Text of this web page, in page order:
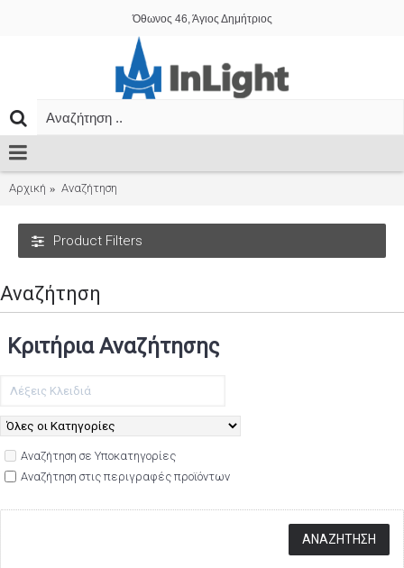
Όθωνος 46, Άγιος Δημήτριος
Αρχική Αναζήτηση
Product Filters
Αναζήτηση
Κριτήρια Αναζήτησης
Αναζήτηση σε Υποκατηγορίες
Αναζήτηση στις περιγραφές προϊόντων